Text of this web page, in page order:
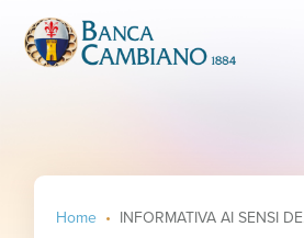
Home INFORMATIVA AI SENSI DELL’ ART. 13 E 14 DEL REGOLAMENTO UE 2016/679(“GDPR”) e DEL CODICE DELLA PRIVACY COME MODIFICATO DAL D.Lgs. 101/2018.